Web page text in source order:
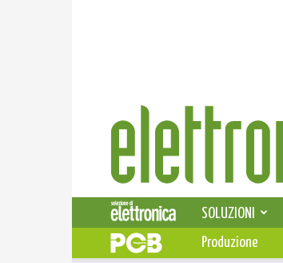
Elettronica
News
SOLUZIONI
Produzione